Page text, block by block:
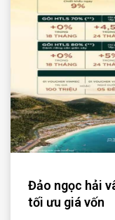
Đảo ngọc hải
tối ưu giá vốn